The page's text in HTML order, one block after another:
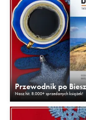
Przewodnik po
Nasz hit. 8.000+ sprzedanych książek!